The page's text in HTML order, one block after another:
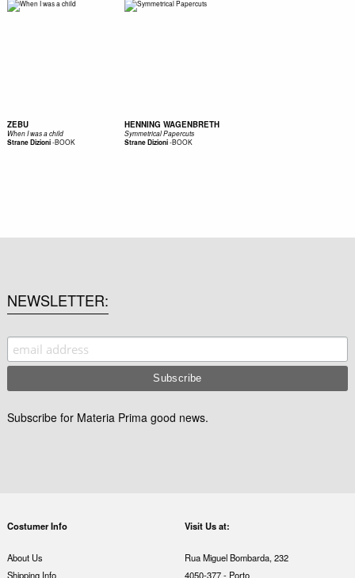
ZEBU
When I was a child
Strane Dizioni-BOOK
HENNING WAGENBRETH
Symmetrical Papercuts
Strane Dizioni-BOOK
NEWSLETTER
Subscribe for Materia Prima good news.
Costumer Info
About Us
Shipping Info
Visit Us at:
Rua Miguel Bombarda, 232
4050-377 - Porto